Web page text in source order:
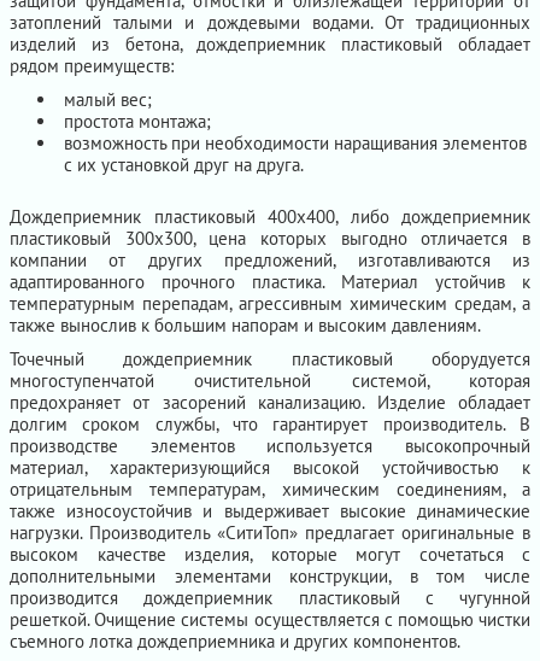
затоплений талыми и дождевыми водами. От традиционных
изделий из бетона, дождеприемник пластиковый обладает
рядом преимуществ:
малый вес;
простота монтажа;
возможность при необходимости наращивания элементов
с их установкой друг на друга.
Дождеприемник пластиковый 400х400, либо дождеприемник
пластиковый 300х300, цена которых выгодно отличается в
компании от других предложений, изготавливаются из
адаптированного прочного пластика. Материал устойчив к
температурным перепадам, агрессивным химическим средам, а
также вынослив к большим напорам и высоким давлениям.
Точечный дождеприемник пластиковый оборудуется
многоступенчатой очистительной системой, которая
предохраняет от засорений канализацию. Изделие обладает
долгим сроком службы, что гарантирует производитель. В
производстве элементов используется высокопрочный
материал, характеризующийся высокой устойчивостью к
отрицательным температурам, химическим соединениям, а
также износоустойчив и выдерживает высокие динамические
нагрузки. Производитель «СитиТоп» предлагает оригинальные в
высоком качестве изделия, которые могут сочетаться с
дополнительными элементами конструкции, в том числе
производится дождеприемник пластиковый с чугунной
решеткой. Очищение системы осуществляется с помощью чистки
съемного лотка дождеприемника и других компонентов.